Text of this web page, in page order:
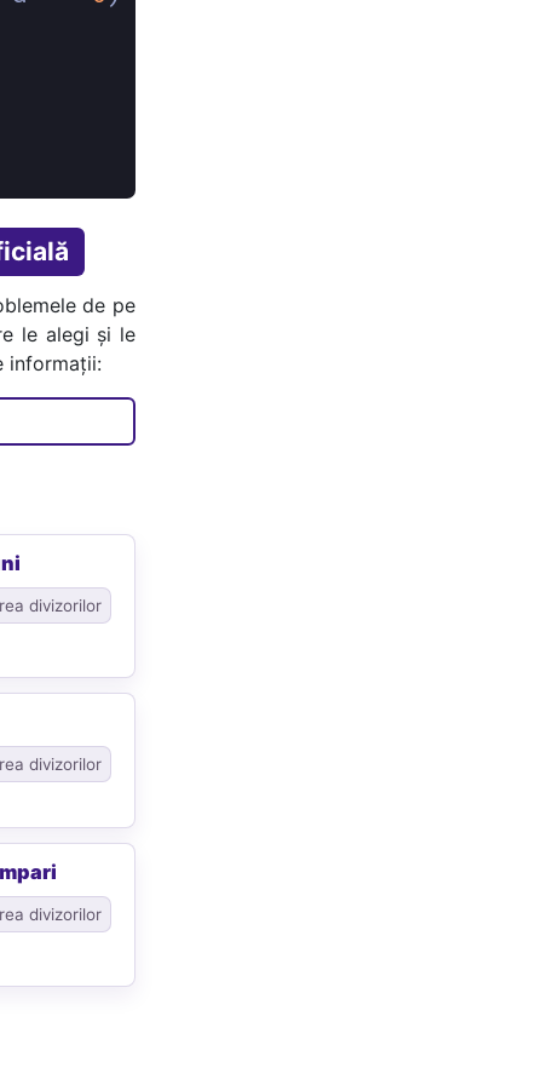
de pe
le alegi și le
informații:
divizorilor
divizorilor
divizorilor